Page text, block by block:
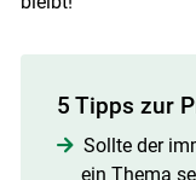
5 Tipps zur
Sollte der
ein Thema